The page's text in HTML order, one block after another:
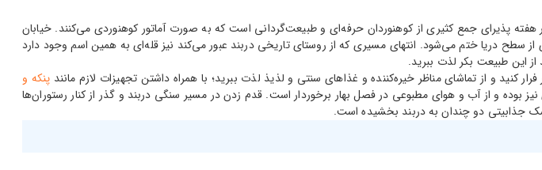
پذیرای جمع کثیری از کوهنوردان حرفه‌ای و طبیعت‌گردانی است که به صورت آماتور کوهنوردی می‌کنند. خیابان
تجریش که ارتفاعش 1600 متری از سطح دریاست شروع شده و به میدان سربند در ارتفاع 1800 متری از سطح دریا ختم می‌شود. انتهای مسیری که از روستای تاریخی دربند عبور می‌کند نیز قله‌ای به همین اسم وجود دارد
از این طبیعت بکر لذت ببرید.
کنید و از تماشای مناظر خیره‌کننده و غذاهای سنتی و لذیذ لذت ببرید؛ با همراه داشتن تجهیزات لازم مانند پنکه و
بوده و از آب و هوای مطبوعی در فصل بهار برخوردار است. قدم زدن در مسیر سنگی دربند و گذر از کنار رستوران‌ها
جذابیتی دو چندان به دربند بخشیده است.